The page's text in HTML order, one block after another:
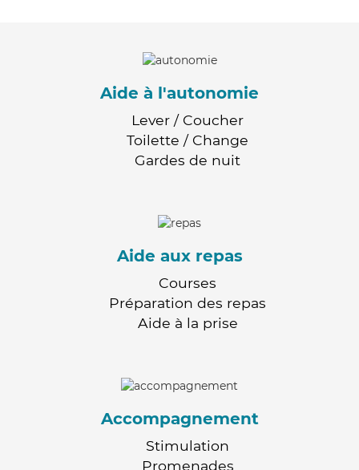
Aide à l'autonomie
Lever / Coucher
Toilette / Change
Gardes de nuit
Aide aux repas
Courses
Préparation des repas
Aide à la prise
Accompagnement
Stimulation
Promenades